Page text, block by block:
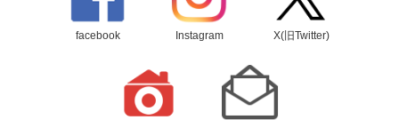
facebook Instagram X(旧Twitter)